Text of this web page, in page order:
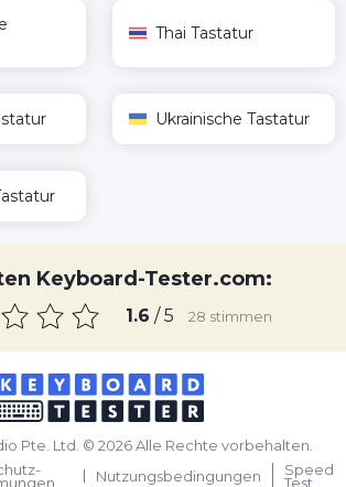
Thai Tastatur
Ukrainische Tastatur
Keyboard-Tester.com:
1.6 / 5 28 stimmen
Pte. Ltd. © 2026 Alle Rechte vorbehalten.
Nutzungsbedingungen Speed
Test